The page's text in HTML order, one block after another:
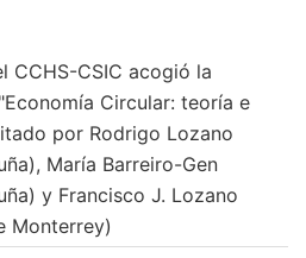
CCHS-CSIC acogió la
Circular: teoría e
por Rodrigo Lozano
María Barreiro-Gen
y Francisco J. Lozano
Monterrey)